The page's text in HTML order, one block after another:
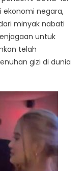
ekonomi negara,
minyak nabati
untuk
telah
gizi di dunia